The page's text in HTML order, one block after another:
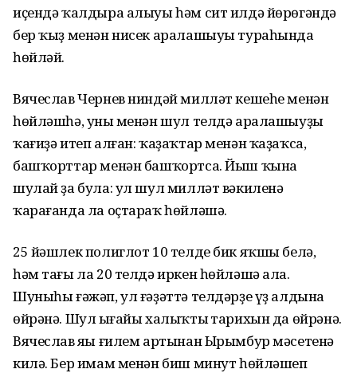
иҫендә ҡалдыра алыуы һәм сит илдә йөрөгәндә
бер ҡыҙ менән нисек аралашыуы тураһында
һөйләй.
Вячеслав Чернев ниндәй милләт кешеһе менән
һөйләшһә, уның менән шул телдә аралашыуҙы
ҡағиҙә итеп алған: ҡаҙаҡтар менән ҡаҙаҡса,
башҡорттар менән башҡортса. Йыш ҡына
шулай ҙа була: ул шул милләт вәкиленә
ҡарағанда ла оҫтараҡ һөйләшә.
25 йәшлек полиглот 10 телде бик яҡшы белә,
һәм тағы ла 20 телдә иркен һөйләшә ала.
Шуныһы ғәжәп, ул ғәҙәттә телдәрҙе үҙ алдына
өйрәнә. Шул ыңғайы халыҡтың тарихын да өйрәнә.
Вячеслав яңы ғилем артынан Ырымбур мәсетенә
килә. Бер имам менән биш минут һөйләшеп